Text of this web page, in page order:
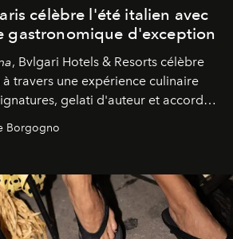
célèbre l'été italien avec
gastronomique d'exception
, Bvlgari Hotels & Resorts célèbre
travers une expérience culinaire
gelati d'auteur et accords
un véritable voyage sensoriel.
Borgogno